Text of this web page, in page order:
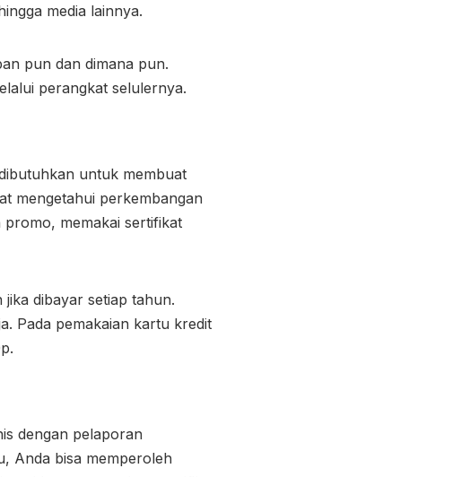
media lainnya.
pun dan dimana pun.
perangkat selulernya.
untuk membuat
mengetahui perkembangan
memakai sertifikat
dibayar setiap tahun.
Pada pemakaian kartu kredit
dengan pelaporan
Anda bisa memperoleh